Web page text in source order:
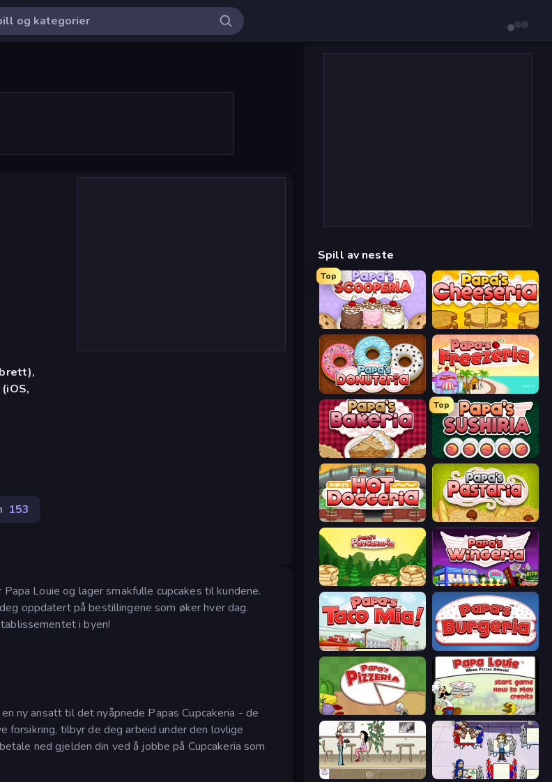
153
Louie og lager smakfulle cupcakes til kundene.
oppdatert på bestillingene som øker hver dag.
i byen!
ny ansatt til det nyåpnede Papas Cupcakeria - de
forsikring, tilbyr de deg arbeid under den lovlige
ned gjelden din ved å jobbe på Cupcakeria som
Spill av neste
Top
Papa's Scooperia Papa's Cheeseria
Papa's Donuteria Papa's Freezeria
Papa's Bakeria
Top
Papa's Sushiria
Papa's Hot Doggeria Papa's Pastaria
Papa's Pancakeria Papa's Wingeria
Papa's Taco Mia Papa's Burgeria
Papa's Pizzeria Papa Louie: When Pizzas Attack
The Waitress Diner Dash